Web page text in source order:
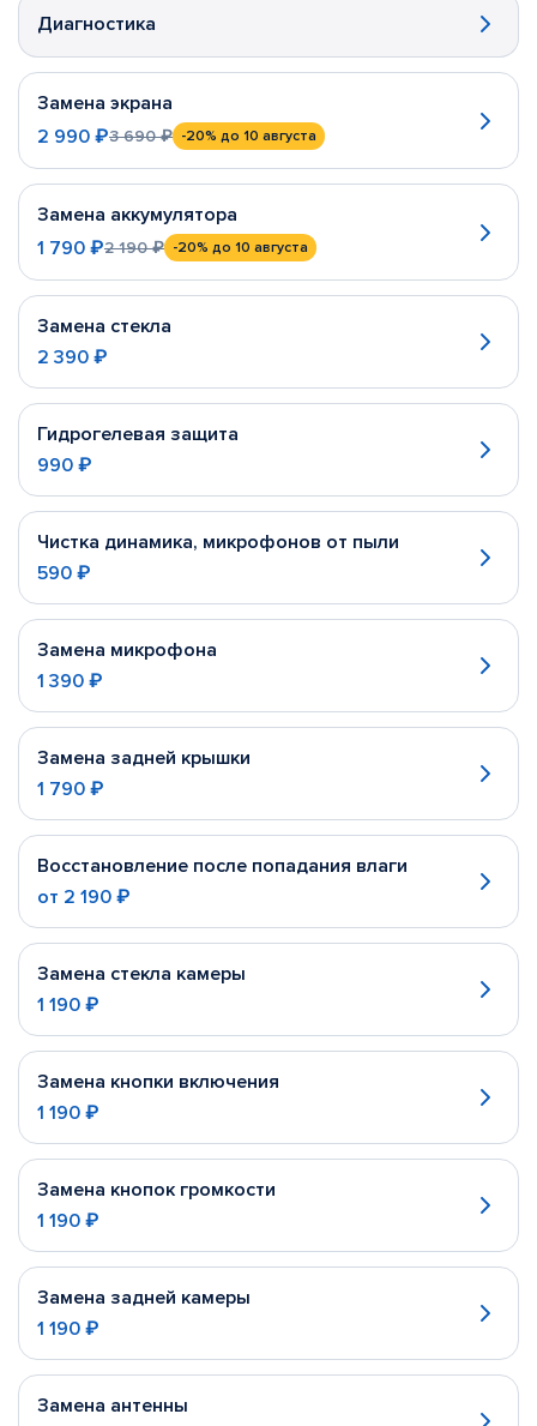
Диагностика
Замена экрана
2 990 ₽3 690 ₽ -20% до 10 августа
Замена аккумулятора
1 790 ₽2 190 ₽ -20% до 10 августа
Замена стекла
2 390 ₽
Гидрогелевая защита
990 ₽
Чистка динамика, микрофонов от пыли
590 ₽
Замена микрофона
1 390 ₽
Замена задней крышки
1 790 ₽
Восстановление после попадания влаги
от 2 190 ₽
Замена стекла камеры
1 190 ₽
Замена кнопки включения
1 190 ₽
Замена кнопок громкости
1 190 ₽
Замена задней камеры
1 190 ₽
Замена антенны